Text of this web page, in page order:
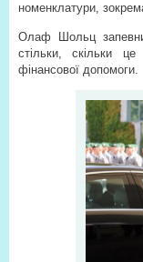
номенклатури,
Олаф Шольц
стільки, скільки
фінансової допомоги.